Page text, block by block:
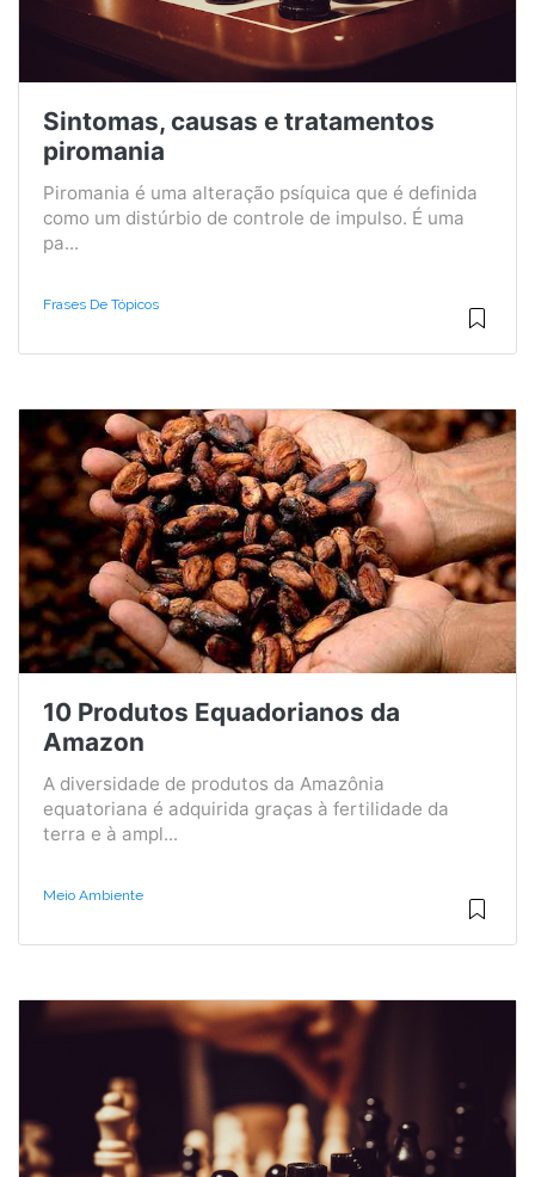
Sintomas, causas e tratamentos
piromania
Piromania é uma alteração psíquica que é definida
como um distúrbio de controle de impulso. É uma
pa...
Frases De Tópicos
10 Produtos Equadorianos da
Amazon
A diversidade de produtos da Amazônia
equatoriana é adquirida graças à fertilidade da
terra e à ampl...
Meio Ambiente